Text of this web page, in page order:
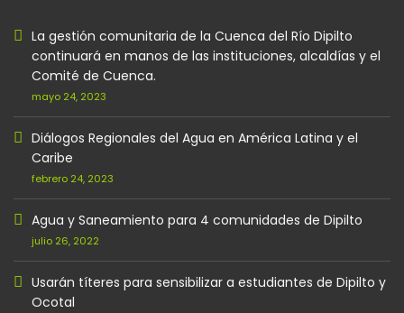
La gestión comunitaria de la Cuenca del Río Dipilto
continuará en manos de las instituciones, alcaldías y el
Comité de Cuenca.
mayo 24, 2023
Diálogos Regionales del Agua en América Latina y el
Caribe
febrero 24, 2023
Agua y Saneamiento para 4 comunidades de Dipilto
julio 26, 2022
Usarán títeres para sensibilizar a estudiantes de Dipilto y
Ocotal